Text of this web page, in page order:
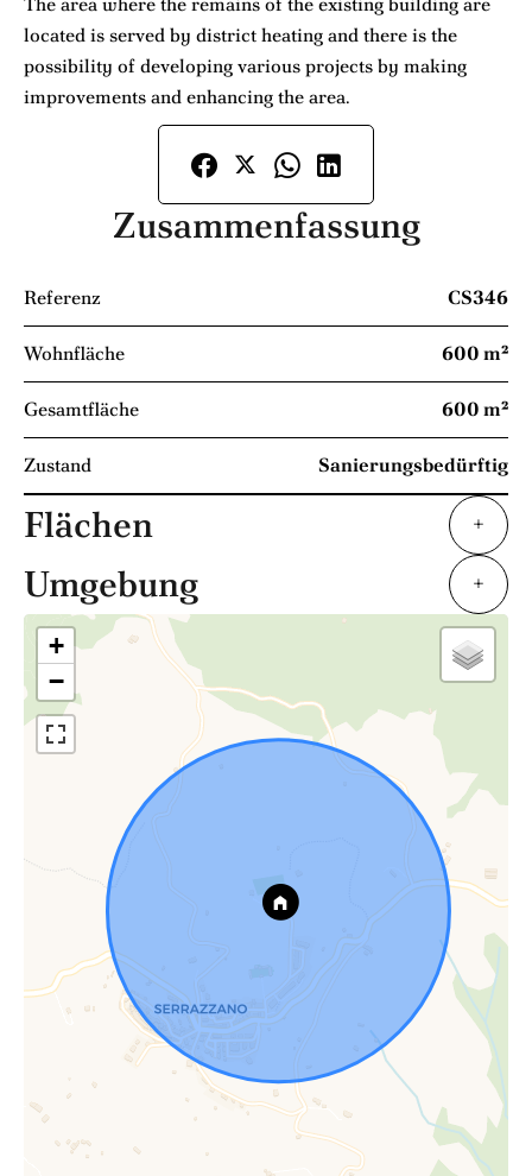
located is served by district heating and there is the
possibility of developing various projects by making
improvements and enhancing the area.
Zusammenfassung
Referenz CS346
Wohnfläche 600 m²
Gesamtfläche 600 m²
Zustand Sanierungsbedürftig
Flächen +
Umgebung +
+
−